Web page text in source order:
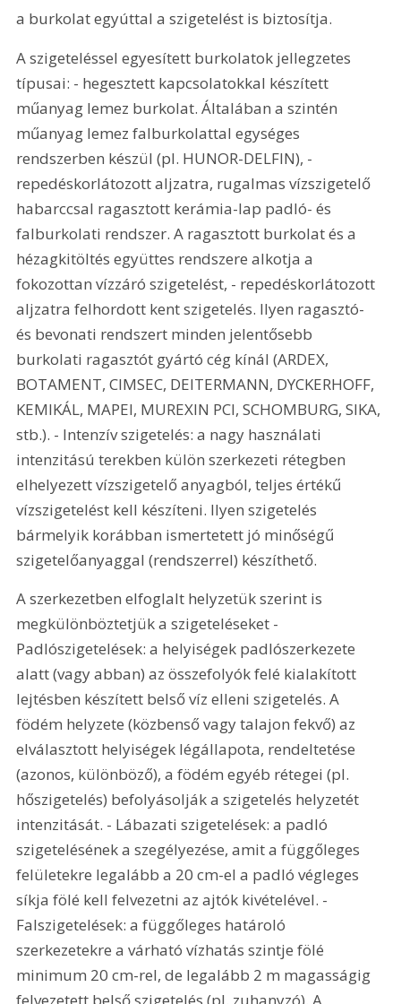
a burkolat egyúttal a szigetelést is biztosítja.
A szigeteléssel egyesített burkolatok jellegzetes
típusai: - hegesztett kapcsolatokkal készített
műanyag lemez burkolat. Általában a szintén
műanyag lemez falburkolattal egységes
rendszerben készül (pl. HUNOR-DELFIN), -
repedéskorlátozott aljzatra, rugalmas vízszigetelő
habarccsal ragasztott kerámia-lap padló- és
falburkolati rendszer. A ragasztott burkolat és a
hézagkitöltés együttes rendszere alkotja a
fokozottan vízzáró szigetelést, - repedéskorlátozott
aljzatra felhordott kent szigetelés. Ilyen ragasztó-
és bevonati rendszert minden jelentősebb
burkolati ragasztót gyártó cég kínál (ARDEX,
BOTAMENT, CIMSEC, DEITERMANN, DYCKERHOFF,
KEMIKÁL, MAPEI, MUREXIN PCI, SCHOMBURG, SIKA,
stb.). - Intenzív szigetelés: a nagy használati
intenzitású terekben külön szerkezeti rétegben
elhelyezett vízszigetelő anyagból, teljes értékű
vízszigetelést kell készíteni. Ilyen szigetelés
bármelyik korábban ismertetett jó minőségű
szigetelőanyaggal (rendszerrel) készíthető.
A szerkezetben elfoglalt helyzetük szerint is
megkülönböztetjük a szigeteléseket -
Padlószigetelések: a helyiségek padlószerkezete
alatt (vagy abban) az összefolyók felé kialakított
lejtésben készített belső víz elleni szigetelés. A
födém helyzete (közbenső vagy talajon fekvő) az
elválasztott helyiségek légállapota, rendeltetése
(azonos, különböző), a födém egyéb rétegei (pl.
hőszigetelés) befolyásolják a szigetelés helyzetét
intenzitását. - Lábazati szigetelések: a padló
szigetelésének a szegélyezése, amit a függőleges
felületekre legalább a 20 cm-el a padló végleges
síkja fölé kell felvezetni az ajtók kivételével. -
Falszigetelések: a függőleges határoló
szerkezetekre a várható vízhatás szintje fölé
minimum 20 cm-rel, de legalább 2 m magasságig
felvezetett belső szigetelés (pl. zuhanyzó). A